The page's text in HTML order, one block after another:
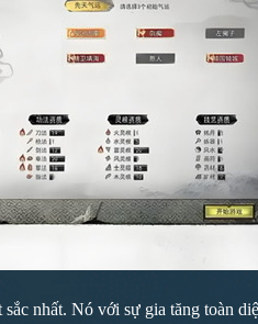
nhất. Nó với sự gia tăng toàn